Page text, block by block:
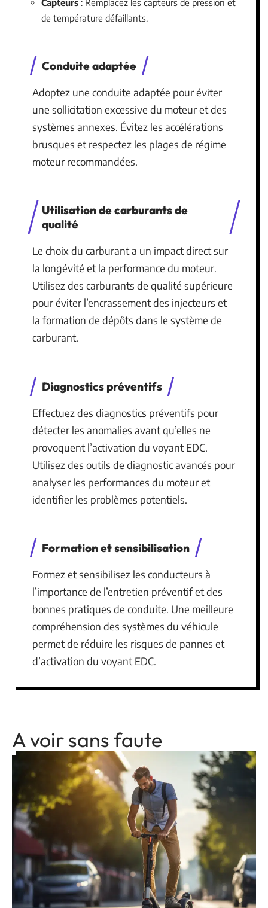
Capteurs : Remplacez les capteurs de pression et
de température défaillants.
Conduite adaptée
Adoptez une conduite adaptée pour éviter
une sollicitation excessive du moteur et des
systèmes annexes. Évitez les accélérations
brusques et respectez les plages de régime
moteur recommandées.
Utilisation de carburants de
qualité
Le choix du carburant a un impact direct sur
la longévité et la performance du moteur.
Utilisez des carburants de qualité supérieure
pour éviter l’encrassement des injecteurs et
la formation de dépôts dans le système de
carburant.
Diagnostics préventifs
Effectuez des diagnostics préventifs pour
détecter les anomalies avant qu’elles ne
provoquent l’activation du voyant EDC.
Utilisez des outils de diagnostic avancés pour
analyser les performances du moteur et
identifier les problèmes potentiels.
Formation et sensibilisation
Formez et sensibilisez les conducteurs à
l’importance de l’entretien préventif et des
bonnes pratiques de conduite. Une meilleure
compréhension des systèmes du véhicule
permet de réduire les risques de pannes et
d’activation du voyant EDC.
A voir sans faute